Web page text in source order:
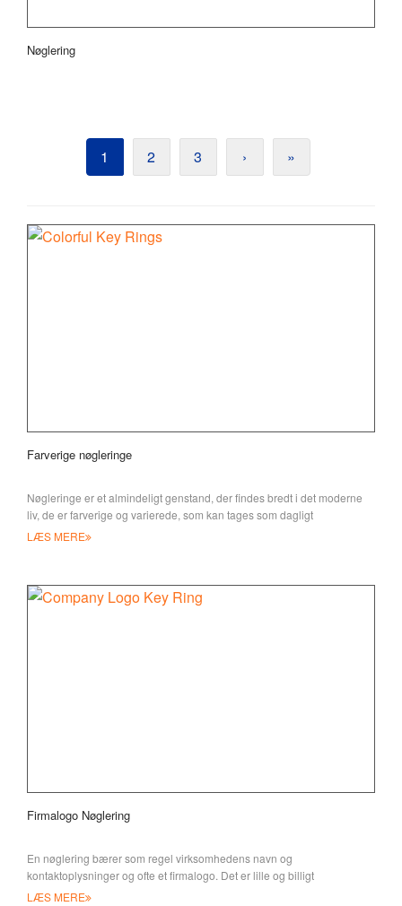
Nøglering
1 2 3 › »
Farverige nøgleringe
Nøgleringe er et almindeligt genstand, der findes bredt i det moderne
liv, de er farverige og varierede, som kan tages som dagligt
redskab/gave/fest
LÆS MERE
Firmalogo Nøglering
En nøglering bærer som regel virksomhedens navn og
kontaktoplysninger og ofte et firmalogo. Det er lille og billigt
LÆS MERE